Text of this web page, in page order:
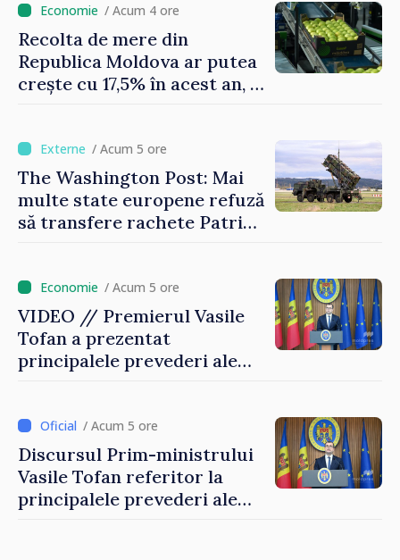
/ Acum 4 ore
Recolta de mere din
Republica Moldova ar putea
crește cu 17,5% în acest an, în
/ Acum 5 ore
The Washington Post: Mai
multe state europene refuză
să transfere rachete Patriot
/ Acum 5 ore
VIDEO // Premierul Vasile
Tofan a prezentat
principalele prevederi ale
/ Acum 5 ore
Discursul Prim-ministrului
Vasile Tofan referitor la
principalele prevederi ale